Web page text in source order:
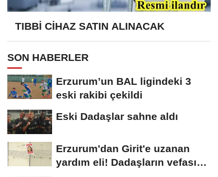
TIBBİ CİHAZ SATIN ALINACAK
SON HABERLER
Erzurum’un BAL ligindeki 3
eski rakibi çekildi
Eski Dadaşlar sahne aldı
Erzurum'dan Girit'e uzanan
yardım eli! Dadaşların vefası